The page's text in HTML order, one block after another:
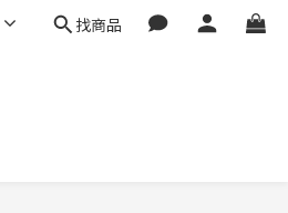
找商品